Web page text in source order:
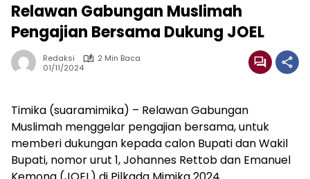
Relawan Gabungan Muslimah
Pengajian Bersama Dukung JOEL
Redaksi
2 Min Baca
01/11/2024
Timika (suaramimika) – Relawan Gabungan
Muslimah menggelar pengajian bersama, untuk
memberi dukungan kepada calon Bupati dan Wakil
Bupati, nomor urut 1, Johannes Rettob dan Emanuel